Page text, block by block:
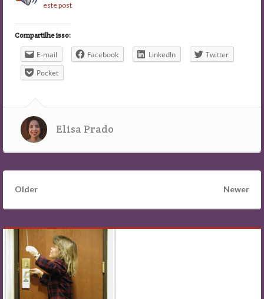
este post
Compartilhe isso:
E-mail Facebook LinkedIn
Twitter
Pocket
Elisa Prado
Older Newer